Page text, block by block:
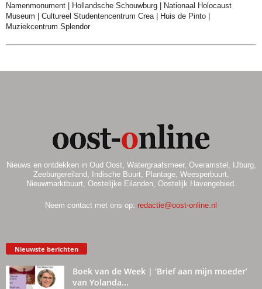
Namenmonument
Hollandsche Schouwburg
Nationaal Holocaust
Museum
Cultureel Studentencentrum Crea Huis de Pinto
Muziekcentrum Splendor
Nieuws en ontdekken in Oud Oost, Watergraafsmeer, Overamstel, IJburg,
Zeeburgereiland, Indische Buurt, Plantage, Weesperbuurt,
Nieuwmarktbuurt, Oostelijke Eilanden, Oostelijk Havengebied.
Neem contact met ons op: redactie@oost-online.nl
Nieuwste berichten
Boek van de Week | ‘Brief aan mijn moeder’
van Yolanda...